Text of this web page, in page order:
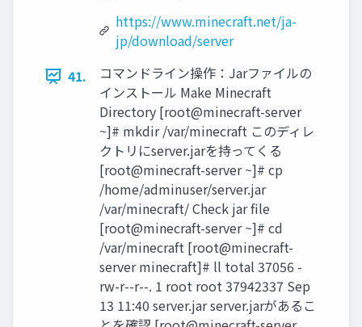
https://www.minecraft.net/ja-
jp/download/server
41.
コマンドライン操作：Jarファイルの
インストール Make Minecraft
Directory [root@minecraft-server
~]# mkdir /var/minecraft このディレ
クトリにserver.jarを持ってくる
[root@minecraft-server ~]# cp
/home/adminuser/server.jar
/var/minecraft/ Check jar file
[root@minecraft-server ~]# cd
/var/minecraft [root@minecraft-
server minecraft]# ll total 37056 -
rw-r--r--. 1 root root 37942337 Sep
13 11:40 server.jar server.jarがあるこ